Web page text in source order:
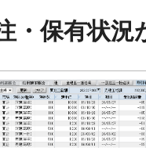
・保有状況